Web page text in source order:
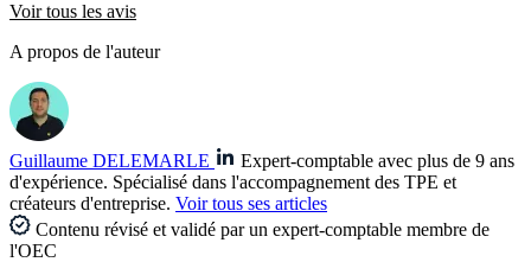
Voir tous les avis
A propos de l'auteur
Guillaume DELEMARLE
Expert-comptable avec plus de 9 ans
d'expérience. Spécialisé dans l'accompagnement des TPE et
créateurs d'entreprise. Voir tous ses articles
Contenu révisé et validé par un expert-comptable membre de
l'OEC